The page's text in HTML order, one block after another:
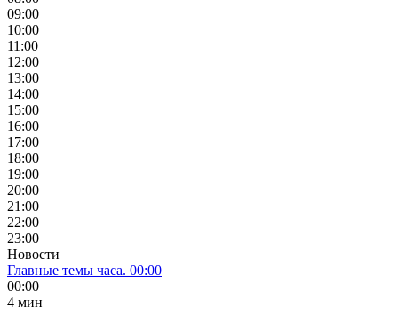
09:00
10:00
11:00
12:00
13:00
14:00
15:00
16:00
17:00
18:00
19:00
20:00
21:00
22:00
23:00
Новости
Главные темы часа. 00:00
00:00
4 мин